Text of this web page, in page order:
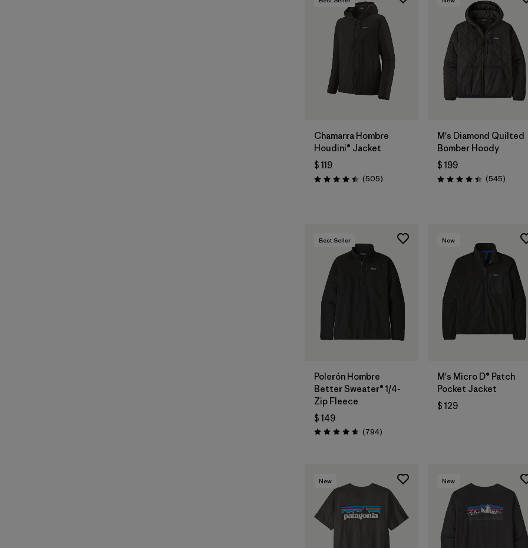
Chamarra Hombre
Houdini® Jacket
$ 119
Valoración: 4.5 / 5
(505Comentarios
)
M's Diamond Quilted
Bomber Hoody
$ 199
Valoración: 4.4 / 5
(545)
Best Seller
Polerón Hombre
Better Sweater® 1/4-
Zip Fleece
$ 149
Valoración: 4.7 / 5
(794Comentarios
)
New
M's Micro D® Patch
Pocket Jacket
$ 129
New New